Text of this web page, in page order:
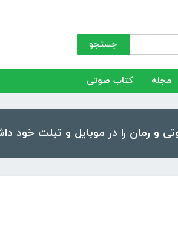
جستجو
مجله کتاب صوتی